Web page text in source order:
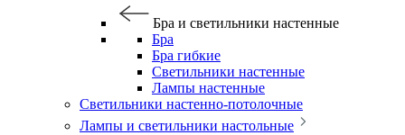
Бра и светильники настенные
Бра
Бра гибкие
Светильники настенные
Лампы настенные
Светильники настенно-потолочные
Лампы и светильники настольные